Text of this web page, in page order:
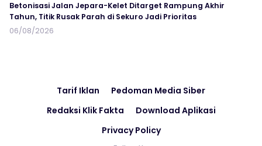
Betonisasi Jalan Jepara-Kelet Ditarget Rampung Akhir
Tahun, Titik Rusak Parah di Sekuro Jadi Prioritas
06/08/2026
Tarif Iklan
Pedoman Media Siber
Redaksi Klik Fakta
Download Aplikasi
Privacy Policy